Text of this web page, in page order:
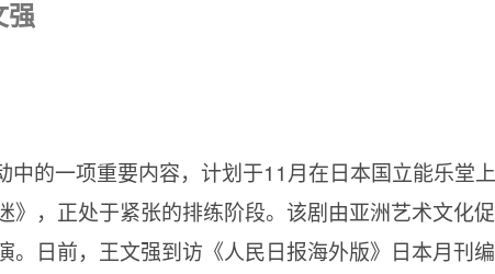
强
的一项重要内容，计划于11月在日本国立能乐堂上
》，正处于紧张的排练阶段。该剧由亚洲艺术文化促
。日前，王文强到访《人民日报海外版》日本月刊编